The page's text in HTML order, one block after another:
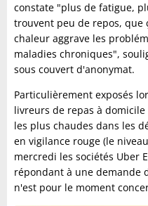
constate "plus de fatigue,
trouvent peu de repos, que
chaleur aggrave les
maladies chroniques",
sous couvert d'anonymat.
Particulièrement exposés
livreurs de repas à
les plus chaudes dans les
en vigilance rouge (le
mercredi les sociétés Uber
répondant à une demande
n'est pour le moment